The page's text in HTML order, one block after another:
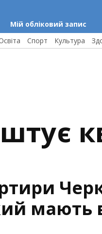
Мій обліковий запис
Спорт Культура
мають